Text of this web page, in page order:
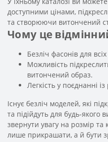
доступними цінами,
та створюючи витончений
Чому це
Безліч фасонів для
Можливість
витончений образ.
Легкість у поєднанні
Існує безліч моделей, які
та підійдуть для будь-якого
звернути увагу на розмір
лише прикрашати, а й бути